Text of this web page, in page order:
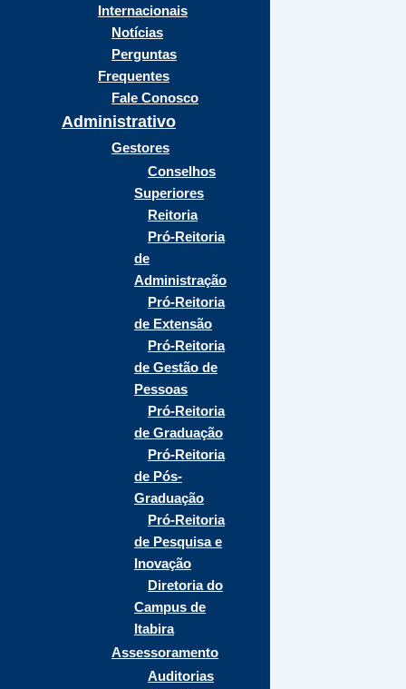
Internacionais
Notícias
Perguntas
Frequentes
Fale Conosco
Administrativo
Gestores
Conselhos
Superiores
Reitoria
Pró-Reitoria
de
Administração
Pró-Reitoria
de Extensão
Pró-Reitoria
de Gestão de
Pessoas
Pró-Reitoria
de Graduação
Pró-Reitoria
de Pós-
Graduação
Pró-Reitoria
de Pesquisa e
Inovação
Diretoria do
Campus de
Itabira
Assessoramento
Auditorias